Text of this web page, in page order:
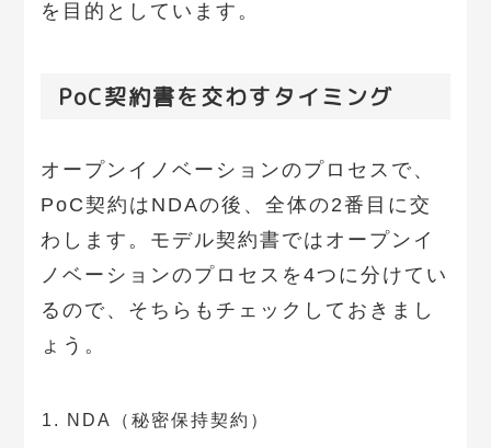
を目的としています。
PoC契約書を交わすタイミング
オープンイノベーションのプロセスで、
PoC契約はNDAの後、全体の2番目に交
わします。モデル契約書ではオープンイ
ノベーションのプロセスを4つに分けてい
るので、そちらもチェックしておきまし
ょう。
NDA（秘密保持契約）